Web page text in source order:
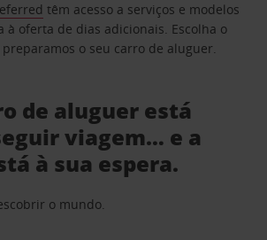
têm acesso a serviços e modelos
à oferta de dias adicionais. Escolha o
o seu carro de aluguer.
de aluguer está
viagem… e a
à sua espera.
o mundo.